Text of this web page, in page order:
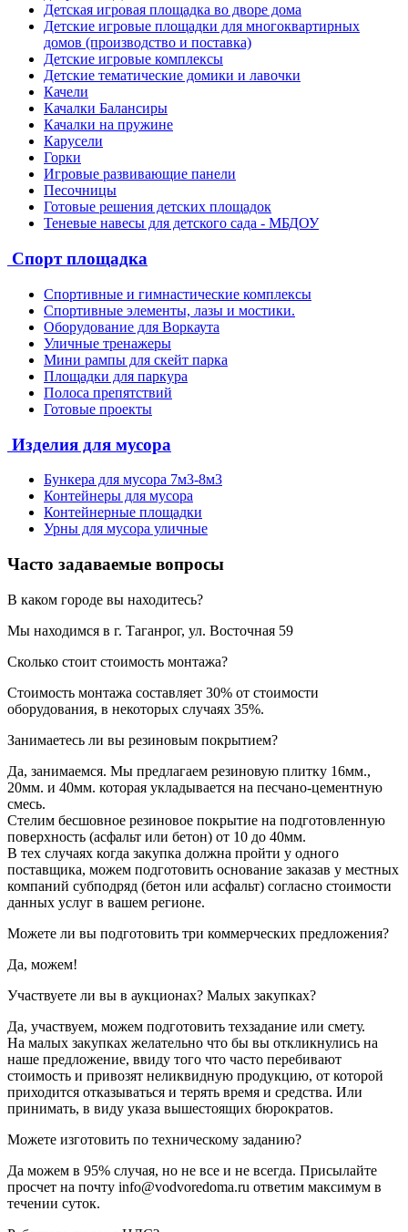
Детская игровая площадка во дворе дома
Детские игровые площадки для многоквартирных
домов (производство и поставка)
Детские игровые комплексы
Детские тематические домики и лавочки
Качели
Качалки Балансиры
Качалки на пружине
Карусели
Горки
Игровые развивающие панели
Песочницы
Готовые решения детских площадок
Теневые навесы для детского сада - МБДОУ
Спорт площадка
Спортивные и гимнастические комплексы
Спортивные элементы, лазы и мостики.
Оборудование для Воркаута
Уличные тренажеры
Мини рампы для скейт парка
Площадки для паркура
Полоса препятствий
Готовые проекты
Изделия для мусора
Бункера для мусора 7м3-8м3
Контейнеры для мусора
Контейнерные площадки
Урны для мусора уличные
Часто задаваемые вопросы
В каком городе вы находитесь?
Мы находимся в г. Таганрог, ул. Восточная 59
Сколько стоит стоимость монтажа?
Стоимость монтажа составляет 30% от стоимости
оборудования, в некоторых случаях 35%.
Занимаетесь ли вы резиновым покрытием?
Да, занимаемся. Мы предлагаем резиновую плитку 16мм.,
20мм. и 40мм. которая укладывается на песчано-цементную
смесь.
Стелим бесшовное резиновое покрытие на подготовленную
поверхность (асфальт или бетон) от 10 до 40мм.
В тех случаях когда закупка должна пройти у одного
поставщика, можем подготовить основание заказав у местных
компаний субподряд (бетон или асфальт) согласно стоимости
данных услуг в вашем регионе.
Можете ли вы подготовить три коммерческих предложения?
Да, можем!
Участвуете ли вы в аукционах? Малых закупках?
Да, участвуем, можем подготовить техзадание или смету.
На малых закупках желательно что бы вы откликнулись на
наше предложение, ввиду того что часто перебивают
стоимость и привозят неликвидную продукцию, от которой
приходится отказываться и терять время и средства. Или
принимать, в виду указа вышестоящих бюрократов.
Можете изготовить по техническому заданию?
Да можем в 95% случая, но не все и не всегда. Присылайте
просчет на почту info@vodvoredoma.ru ответим максимум в
течении суток.